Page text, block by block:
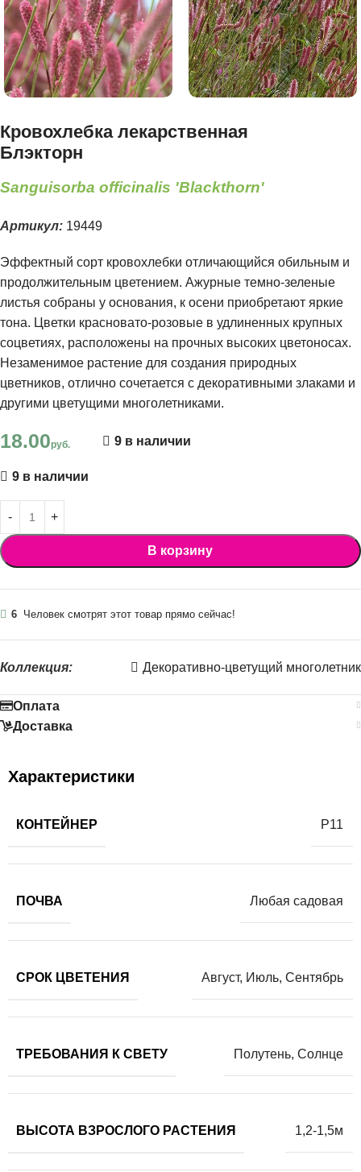
Кровохлебка лекарственная
Блэкторн
Sanguisorba officinalis 'Blackthorn'
Артикул: 19449
Эффектный сорт кровохлебки отличающийся обильным и
продолжительным цветением. Ажурные темно-зеленые
листья собраны у основания, к осени приобретают яркие
тона. Цветки красновато-розовые в удлиненных крупных
соцветиях, расположены на прочных высоких цветоносах.
Незаменимое растение для создания природных
цветников, отлично сочетается с декоративными злаками и
другими цветущими многолетниками.
18.00руб. 9 в наличии
9 в наличии
В корзину
6 Человек смотрят этот товар прямо сейчас!
Коллекция: Декоративно-цветущий многолетник
Оплата
Доставка
Характеристики
КОНТЕЙНЕР Р11
ПОЧВА Любая садовая
СРОК ЦВЕТЕНИЯ Август, Июль, Сентябрь
ТРЕБОВАНИЯ К СВЕТУ Полутень, Солнце
ВЫСОТА ВЗРОСЛОГО РАСТЕНИЯ 1,2-1,5м